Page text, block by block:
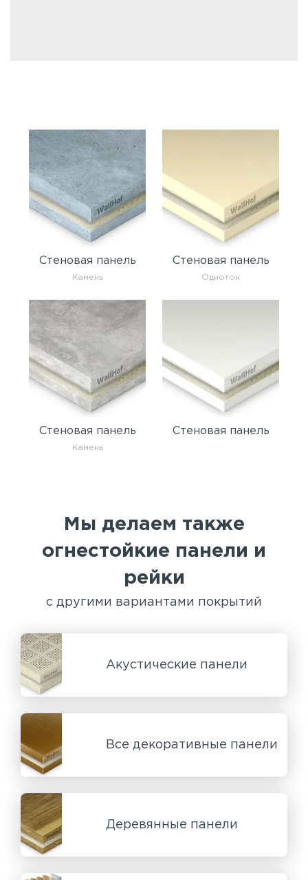
Стеновая панель
Камень
Стеновая панель
Однотон
Стеновая панель
Камень
Стеновая панель
Мы делаем также
огнестойкие панели и
рейки
с другими вариантами покрытий
Акустические панели
Все декоративные панели
Деревянные панели